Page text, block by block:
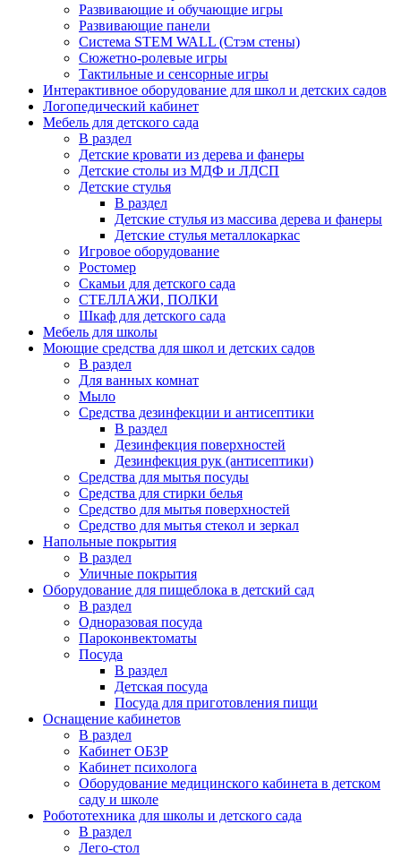
Развивающие и обучающие игры
Развивающие панели
Система STEM WALL (Cтэм стены)
Сюжетно-ролевые игры
Тактильные и сенсорные игры
Интерактивное оборудование для школ и детских садов
Логопедический кабинет
Мебель для детского сада
В раздел
Детские кровати из дерева и фанеры
Детские столы из МДФ и ЛДСП
Детские стулья
В раздел
Детские стулья из массива дерева и фанеры
Детские стулья металлокаркас
Игровое оборудование
Ростомер
Скамьи для детского сада
СТЕЛЛАЖИ, ПОЛКИ
Шкаф для детского сада
Мебель для школы
Моющие средства для школ и детских садов
В раздел
Для ванных комнат
Мыло
Средства дезинфекции и антисептики
В раздел
Дезинфекция поверхностей
Дезинфекция рук (антисептики)
Средства для мытья посуды
Средства для стирки белья
Средство для мытья поверхностей
Средство для мытья стекол и зеркал
Напольные покрытия
В раздел
Уличные покрытия
Оборудование для пищеблока в детский сад
В раздел
Одноразовая посуда
Пароконвектоматы
Посуда
В раздел
Детская посуда
Посуда для приготовления пищи
Оснащение кабинетов
В раздел
Кабинет ОБЗР
Кабинет психолога
Оборудование медицинского кабинета в детском
саду и школе
Робототехника для школы и детского сада
В раздел
Лего-стол